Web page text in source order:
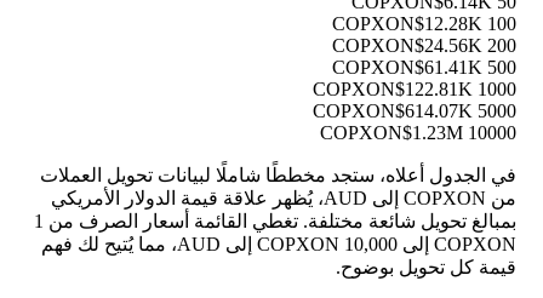
100 COPXON
$12.28K
200 COPXON
$24.56K
500 COPXON
$61.41K
1000 COPXON
$122.81K
5000 COPXON
$614.07K
10000 COPXON
$1.23M
في الجدول أعلاه، ستجد مخططًا شاملًا لبيانات تحويل العملات
من COPXON إلى AUD، يُظهر علاقة قيمة الدولار الأمريكي
بمبالغ تحويل شائعة مختلفة. تغطي القائمة أسعار الصرف من 1
COPXON إلى 10,000 COPXON إلى AUD، مما يُتيح لك فهم
قيمة كل تحويل بوضوح.